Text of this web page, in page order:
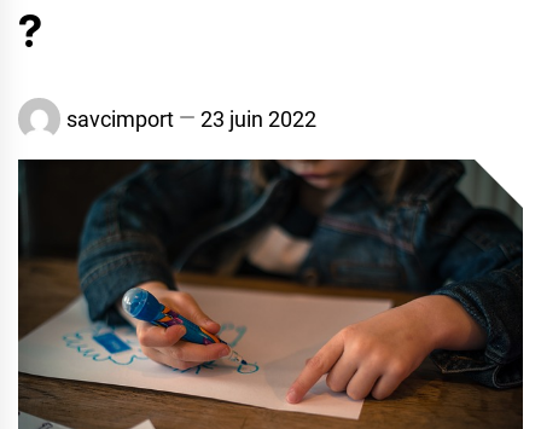
?
savcimport 23 juin 2022